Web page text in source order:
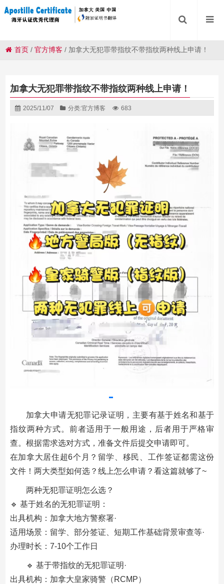
首页 /官方博客 / 加拿大无犯罪带指纹不带指纹两种线上申请！
加拿大无犯罪带指纹不带指纹两种线上申请！
2025/11/07 分类:官方博客 683
加拿大申请无犯罪记录证明，主要有基于姓名和基于
指纹两种方式。前者适用于一般用途，后者用于严格审
查。根据需求选对方式，准备文件后提交申请即可。
在加拿大居住超6个月？留学、移民、工作签证都需这份
文件！两大类型如何选？线上怎么申请？看这篇就够了~
两种无犯罪证明怎么选？
🔹 基于姓名的无犯罪证明：
出具机构：加拿大地方警察署·
适用场景：留学、部分签证、短期工作基础背景审查等·
办理时长：7-10个工作日
🔹 基于带指纹的无犯罪证明·
出具机构：加拿大皇家骑警（RCMP）